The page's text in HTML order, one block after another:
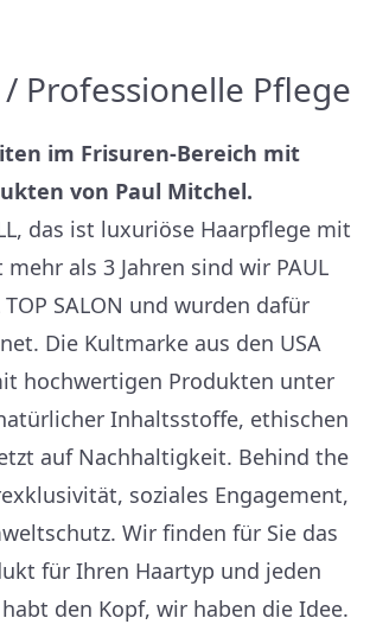
Professionelle Pflege
im Frisuren-Bereich mit
von Paul Mitchel.
das ist luxuriöse Haarpflege mit
mehr als 3 Jahren sind wir PAUL
TOP SALON und wurden dafür
Die Kultmarke aus den USA
hochwertigen Produkten unter
Inhaltsstoffe, ethischen
auf Nachhaltigkeit. Behind the
soziales Engagement,
Wir finden für Sie das
für Ihren Haartyp und jeden
den Kopf, wir haben die Idee.